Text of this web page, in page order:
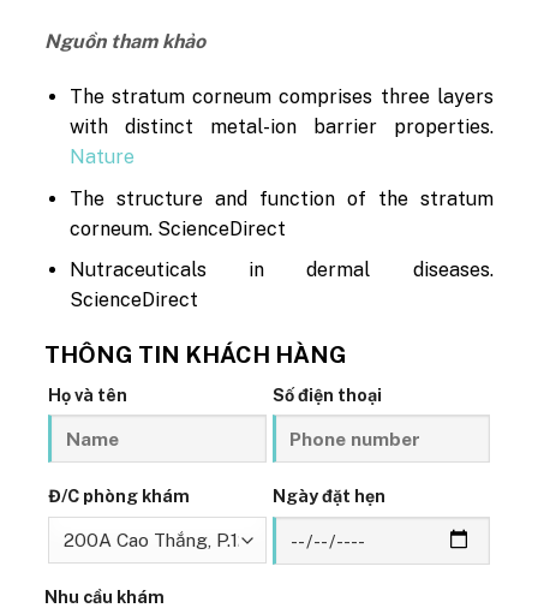
Nguồn tham khảo
The stratum corneum comprises three layers
with distinct metal-ion barrier properties.
Nature
The structure and function of the stratum
corneum. ScienceDirect
Nutraceuticals in dermal diseases.
ScienceDirect
THÔNG TIN KHÁCH HÀNG
Họ và tên Số điện thoại
Đ/C phòng khám Ngày đặt hẹn
Nhu cầu khám